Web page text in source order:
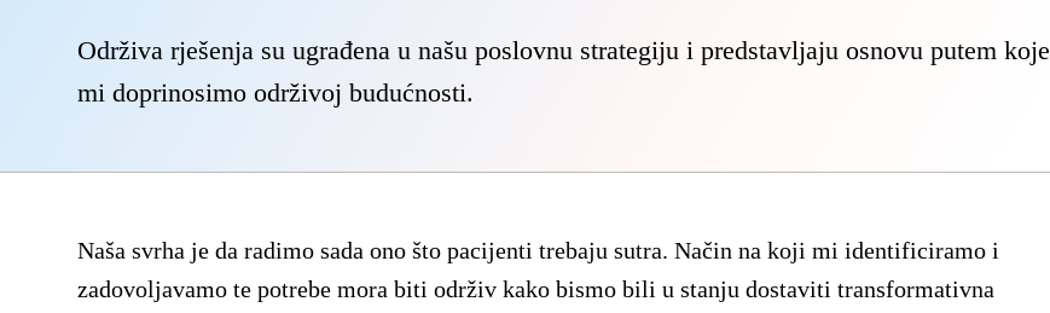
Održiva rješenja su ugrađena u našu poslovnu strategiju i predstavljaju osnovu putem koje
mi doprinosimo održivoj budućnosti.
Naša svrha je da radimo sada ono što pacijenti trebaju sutra. Način na koji mi identificiramo i
zadovoljavamo te potrebe mora biti održiv kako bismo bili u stanju dostaviti transformativna